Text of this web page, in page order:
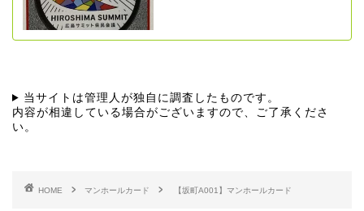
当サイトは管理人が独自に調査したものです。
内容が相違している場合がございますので、ご了承くださ
い。
HOME マンホールカード 【坂町A001】マンホールカード